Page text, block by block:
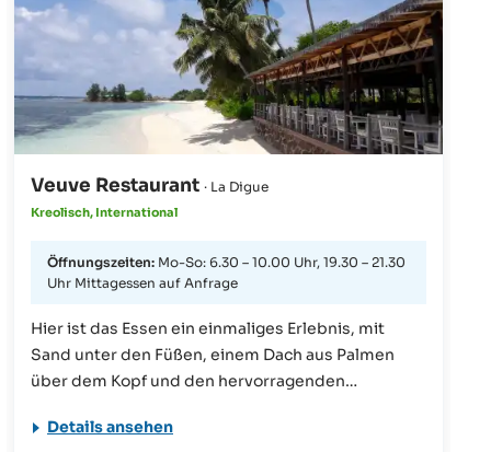
Veuve Restaurant · La Digue
Kreolisch, International
Öffnungszeiten: Mo-So: 6.30 – 10.00 Uhr, 19.30 – 21.30
Uhr Mittagessen auf Anfrage
Hier ist das Essen ein einmaliges Erlebnis, mit
Sand unter den Füßen, einem Dach aus Palmen
über dem Kopf und den hervorragenden
traumhafte Sonnenuntergänge bei einem
Details ansehen